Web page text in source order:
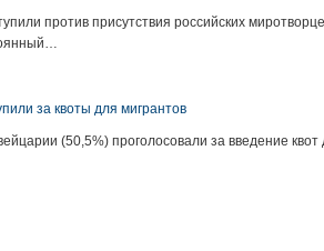
против присутствия российских
за квоты для мигрантов
(50,5%) проголосовали за введение квот